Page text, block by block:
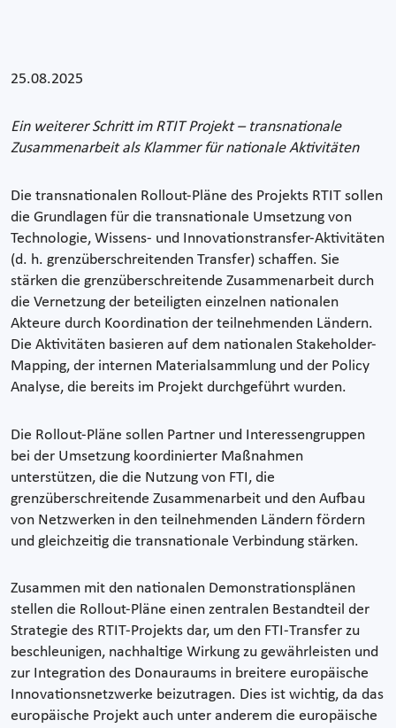
25.08.2025
Ein weiterer Schritt im RTIT Projekt – transnationale
Zusammenarbeit als Klammer für nationale Aktivitäten
Die transnationalen Rollout-Pläne des Projekts RTIT sollen
die Grundlagen für die transnationale Umsetzung von
Technologie, Wissens- und Innovationstransfer-Aktivitäten
(d. h. grenzüberschreitenden Transfer) schaffen. Sie
stärken die grenzüberschreitende Zusammenarbeit durch
die Vernetzung der beteiligten einzelnen nationalen
Akteure durch Koordination der teilnehmenden Ländern.
Die Aktivitäten basieren auf dem nationalen Stakeholder-
Mapping, der internen Materialsammlung und der Policy
Analyse, die bereits im Projekt durchgeführt wurden.
Die Rollout-Pläne sollen Partner und Interessengruppen
bei der Umsetzung koordinierter Maßnahmen
unterstützen, die die Nutzung von FTI, die
grenzüberschreitende Zusammenarbeit und den Aufbau
von Netzwerken in den teilnehmenden Ländern fördern
und gleichzeitig die transnationale Verbindung stärken.
Zusammen mit den nationalen Demonstrationsplänen
stellen die Rollout-Pläne einen zentralen Bestandteil der
Strategie des RTIT-Projekts dar, um den FTI-Transfer zu
beschleunigen, nachhaltige Wirkung zu gewährleisten und
zur Integration des Donauraums in breitere europäische
Innovationsnetzwerke beizutragen. Dies ist wichtig, da das
europäische Projekt auch unter anderem die europäische